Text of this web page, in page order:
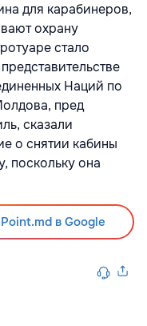
для карабинеров,
охрану
стало
Наций по
пред
сказали
о снятии кабины
поскольку она
в Google